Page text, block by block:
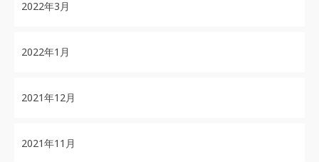
2022年3月
2022年1月
2021年12月
2021年11月